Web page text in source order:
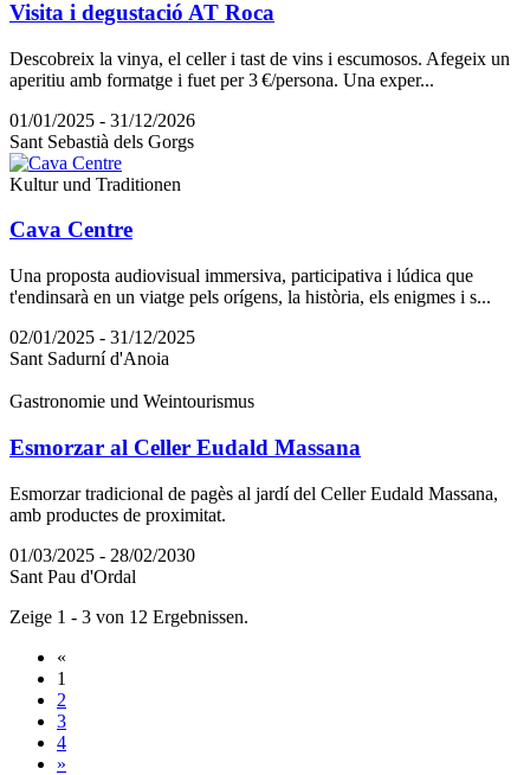
Visita i degustació AT Roca
Descobreix la vinya, el celler i tast de vins i escumosos. Afegeix un
aperitiu amb formatge i fuet per 3 €/persona. Una exper...
01/01/2025 - 31/12/2026
Sant Sebastià dels Gorgs
Kultur und Traditionen
Cava Centre
Una proposta audiovisual immersiva, participativa i lúdica que
t'endinsarà en un viatge pels orígens, la història, els enigmes i s...
02/01/2025 - 31/12/2025
Sant Sadurní d'Anoia
Gastronomie und Weintourismus
Esmorzar al Celler Eudald Massana
Esmorzar tradicional de pagès al jardí del Celler Eudald Massana,
amb productes de proximitat.
01/03/2025 - 28/02/2030
Sant Pau d'Ordal
Zeige 1 - 3 von 12 Ergebnissen.
«
1
2
3
4
»